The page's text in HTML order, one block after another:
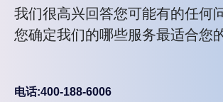
我们很高兴回答您可能有的任何
您确定我们的哪些服务最适合您
电话:400-188-6006